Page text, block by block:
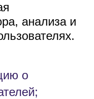
анализа и
о